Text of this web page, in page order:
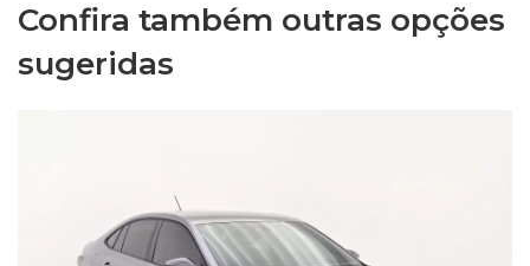
Confira também outras opções
sugeridas